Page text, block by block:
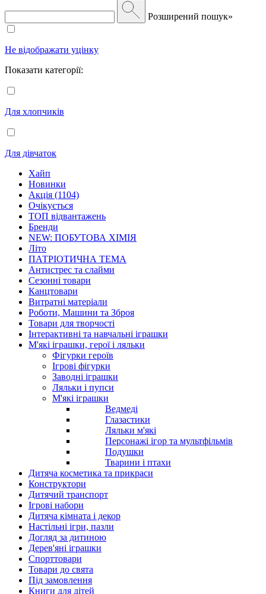
Розширений пошук»
Не відображати уцінку
Показати категорії:
Для хлопчиків
Для дівчаток
Хайп
Новинки
Акція (1104)
Очікується
ТОП відвантажень
Бренди
NEW: ПОБУТОВА ХІМІЯ
Літо
ПАТРІОТИЧНА ТЕМА
Антистрес та слайми
Сезонні товари
Канцтовари
Витратні матеріали
Роботи, Машини та Зброя
Товари для творчості
Інтерактивні та навчальні іграшки
М'які іграшки, герої і ляльки
Фігурки героїв
Ігрові фігурки
Заводні іграшки
Ляльки і пупси
М'які іграшки
Ведмеді
Глазастики
Ляльки м'які
Персонажі ігор та мультфільмів
Подушки
Тварини і птахи
Дитяча косметика та прикраси
Конструктори
Дитячий транспорт
Ігрові набори
Дитяча кімната і декор
Настільні ігри, пазли
Догляд за дитиною
Дерев'яні іграшки
Спорттовари
Товари до свята
Під замовлення
Книги для дітей